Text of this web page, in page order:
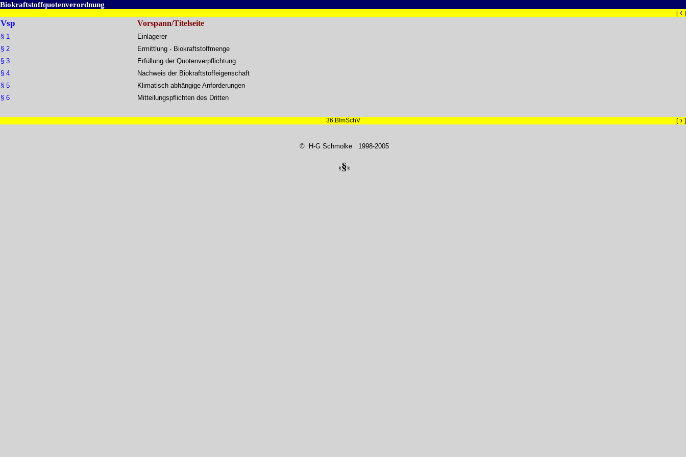
Biokraftstoffquotenverordnung
[‹ ]
Vsp Vorspann/Titelseite
§ 1
§ 2
§ 3
§ 4
§ 5
§ 6
Einlagerer
Ermittlung - Biokraftstoffmenge
Erfüllung der Quotenverpflichtung
Nachweis der Biokraftstoffeigenschaft
Klimatisch abhängige Anforderungen
Mitteilungspflichten des Dritten
36.BImSchV [› ]
© H-G Schmolke 1998-2005
§§§